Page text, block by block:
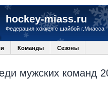
hockey-miass.ru
Федерация хоккея с шайбой г.Миасса
Команды Сезоны
мужских команд